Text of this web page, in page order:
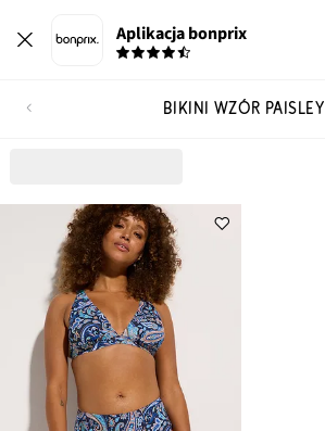
Aplikacja bonprix
BIKINI WZÓR PAISLEY